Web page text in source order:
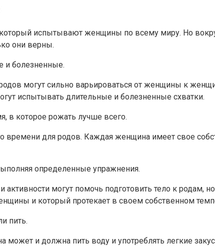
испытывают женщины по всему миру. Но
они верны.
и болезненные.
могут сильно варьироваться от женщины к
испытывать длительные и болезненные схватки.
в которое рожать лучше всего.
времени для родов. Каждая женщина имеет свое
определенные упражнения.
активности могут помочь подготовить тело к родам,
и который протекает в своем собственном
пить.
и должна пить воду и употреблять легкие